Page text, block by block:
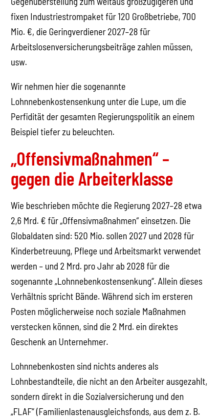
fixen Industriestrompaket für 120 Großbetriebe, 700
Mio. €, die Geringverdiener 2027–28 für
Arbeitslosenversicherungsbeiträge zahlen müssen,
usw.
Wir nehmen hier die sogenannte
Lohnnebenkostensenkung unter die Lupe, um die
Perfidität der gesamten Regierungspolitik an einem
Beispiel tiefer zu beleuchten.
„Offensivmaßnahmen“ –
gegen die Arbeiterklasse
Wie beschrieben möchte die Regierung 2027–28 etwa
2,6 Mrd. € für „Offensivmaßnahmen“ einsetzen. Die
Globaldaten sind: 520 Mio. sollen 2027 und 2028 für
Kinderbetreuung, Pflege und Arbeitsmarkt verwendet
werden – und 2 Mrd. pro Jahr ab 2028 für die
sogenannte „Lohnnebenkostensenkung“. Allein dieses
Verhältnis spricht Bände. Während sich im ersteren
Posten möglicherweise noch soziale Maßnahmen
verstecken können, sind die 2 Mrd. ein direktes
Geschenk an Unternehmer.
Lohnnebenkosten sind nichts anderes als
Lohnbestandteile, die nicht an den Arbeiter ausgezahlt,
sondern direkt in die Sozialversicherung und den
„FLAF“ (Familienlastenausgleichsfonds, aus dem z. B.